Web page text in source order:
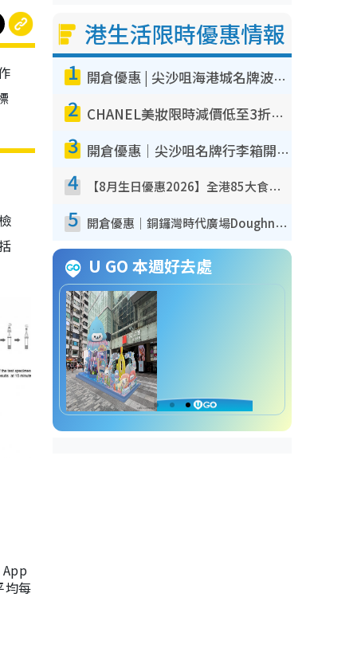
均每
港生活限時優惠情報
1 開倉優惠 | 尖沙咀海港城名牌波鞋開倉低至1折！On鞋$899起／Joy&Peace鞋履$98起
2 CHANEL美妝限時減價低至3折！人氣粉底/唇膏/精華液低至$275！COCO香水都有平
3 開倉優惠｜尖沙咀名牌行李箱開倉低至4折！一連5日 American Tourister/ace./Hallmark $200起！
4 【8月生日優惠2026】全港85大食買玩著數攻略 自助餐/火鍋放題同行免費＋誠品/DONKI送現金券
5 開倉優惠｜銅鑼灣時代廣場Doughnut/Campo Marzio開倉低至1折！背囊、書包、手袋劈價$200起
U GO 本週好去處